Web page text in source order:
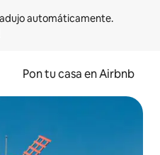
Pon tu casa en Airbnb